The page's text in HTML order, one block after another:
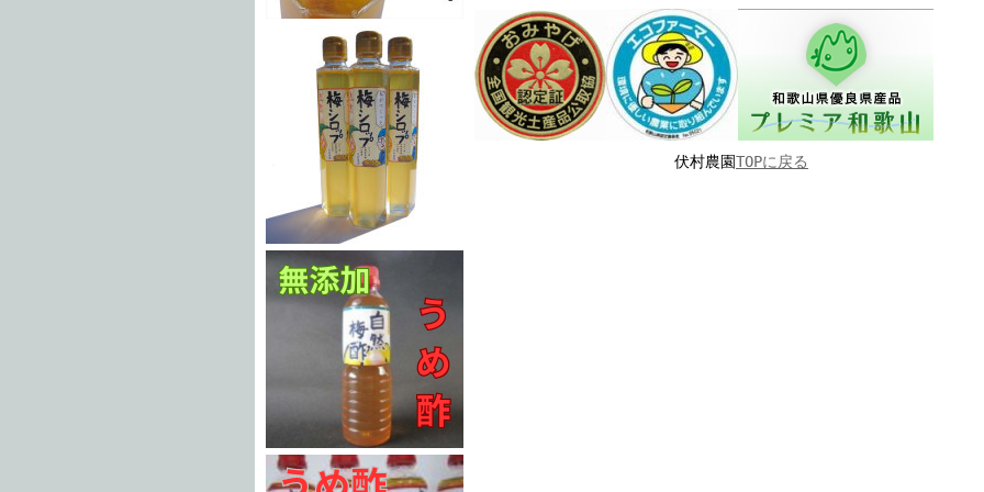
伏村農園TOPに戻る